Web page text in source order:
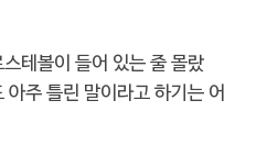
테볼이 들어 있는 줄 몰랐
주 틀린 말이라고 하기는 어